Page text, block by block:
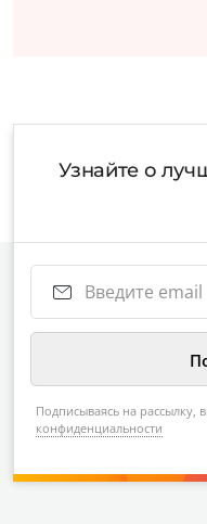
Узнайте о
Подписываясь на рассылку,
конфиденциальности